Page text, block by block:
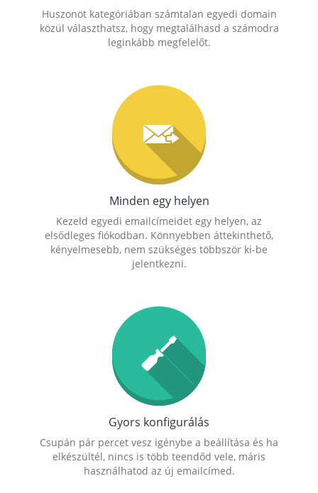
Huszonöt kategóriában számtalan egyedi domain
közül választhatsz, hogy megtalálhasd a számodra
leginkább megfelelőt.
Minden egy helyen
Kezeld egyedi emailcímeidet egy helyen, az
elsődleges fiókodban. Könnyebben áttekinthető,
kényelmesebb, nem szükséges többször ki-be
jelentkezni.
Gyors konfigurálás
Csupán pár percet vesz igénybe a beállítása és ha
elkészültél, nincs is több teendőd vele, máris
használhatod az új emailcímed.